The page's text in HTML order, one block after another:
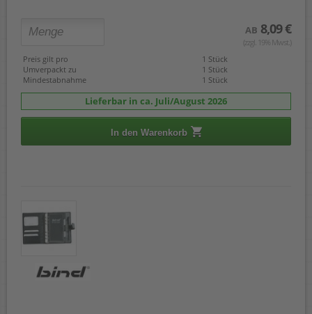
AB 8,09 €
(zzgl. 19% Mwst.)
Preis gilt pro
1 Stück
Umverpackt zu
1 Stück
Mindestabnahme
1 Stück
Lieferbar in ca. Juli/August 2026
In den Warenkorb